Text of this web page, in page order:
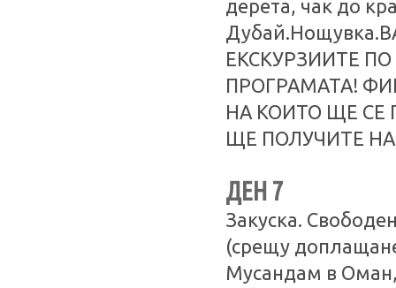
дерета, чак до
ЕКСКУРЗИИТЕ
ПРОГРАМАТА!
НА КОИТО ЩЕ СЕ
ЩЕ ПОЛУЧИТЕ
ДЕН 7
Закуска.
(срещу
Мусандам в